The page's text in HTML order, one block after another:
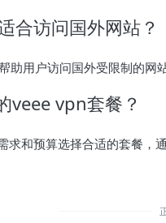
合访问国外网站？
助用户访问国外受限制的网
veee vpn套餐？
求和预算选择合适的套餐，